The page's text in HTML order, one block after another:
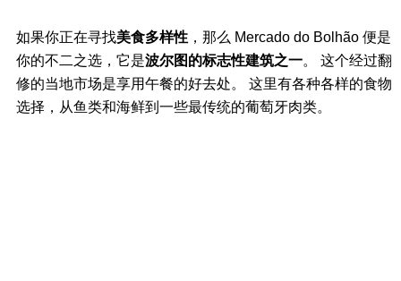
如果你正在寻找美食多样性 ，那么 Mercado do Bolhão 便是
你的不二之选，它是波尔图的标志性建筑之一。 这个经过翻
修的当地市场是享用午餐的好去处。 这里有各种各样的食物
选择，从鱼类和海鲜到一些最传统的葡萄牙肉类。